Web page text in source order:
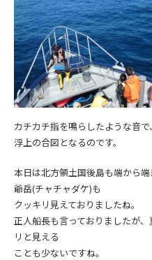
カチカチ指を鳴らしたような音
浮上の合図となるのです。
本日は北方領土国後島も端から
爺岳(チャチャダケ)も
クッキリ見えておりましたね。
正人船長も言っておりましたが
リと見える
ことも少ないですね。